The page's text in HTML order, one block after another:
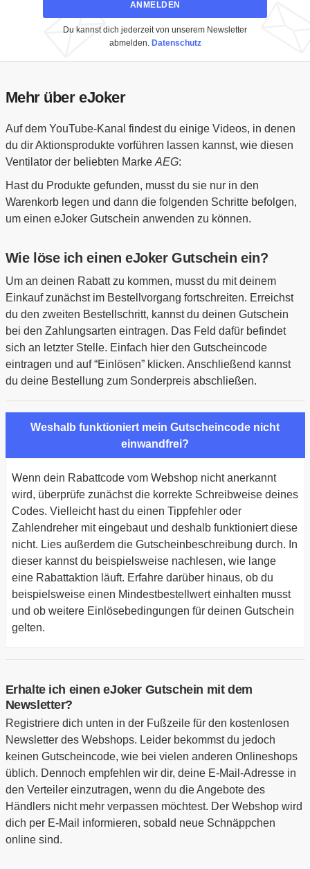
ANMELDEN
Du kannst dich jederzeit von unserem Newsletter
abmelden. Datenschutz
Mehr über eJoker
Auf dem YouTube-Kanal findest du einige Videos, in denen
du dir Aktionsprodukte vorführen lassen kannst, wie diesen
Ventilator der beliebten Marke AEG:
Hast du Produkte gefunden, musst du sie nur in den
Warenkorb legen und dann die folgenden Schritte befolgen,
um einen eJoker Gutschein anwenden zu können.
Wie löse ich einen eJoker Gutschein ein?
Um an deinen Rabatt zu kommen, musst du mit deinem
Einkauf zunächst im Bestellvorgang fortschreiten. Erreichst
du den zweiten Bestellschritt, kannst du deinen Gutschein
bei den Zahlungsarten eintragen. Das Feld dafür befindet
sich an letzter Stelle. Einfach hier den Gutscheincode
eintragen und auf “Einlösen” klicken. Anschließend kannst
du deine Bestellung zum Sonderpreis abschließen.
Weshalb funktioniert mein Gutscheincode nicht
einwandfrei?
Wenn dein Rabattcode vom Webshop nicht anerkannt
wird, überprüfe zunächst die korrekte Schreibweise deines
Codes. Vielleicht hast du einen Tippfehler oder
Zahlendreher mit eingebaut und deshalb funktioniert diese
nicht. Lies außerdem die Gutscheinbeschreibung durch. In
dieser kannst du beispielsweise nachlesen, wie lange
eine Rabattaktion läuft. Erfahre darüber hinaus, ob du
beispielsweise einen Mindestbestellwert einhalten musst
und ob weitere Einlösebedingungen für deinen Gutschein
gelten.
Erhalte ich einen eJoker Gutschein mit dem
Newsletter?
Registriere dich unten in der Fußzeile für den kostenlosen
Newsletter des Webshops. Leider bekommst du jedoch
keinen Gutscheincode, wie bei vielen anderen Onlineshops
üblich. Dennoch empfehlen wir dir, deine E-Mail-Adresse in
den Verteiler einzutragen, wenn du die Angebote des
Händlers nicht mehr verpassen möchtest. Der Webshop wird
dich per E-Mail informieren, sobald neue Schnäppchen
online sind.